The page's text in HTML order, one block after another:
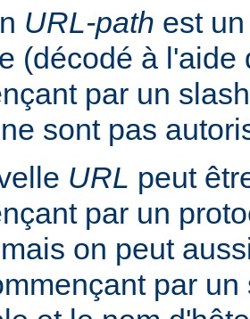
URL-path est
(décodé à l'aide
par un
sont pas
URL peut
par un
on peut
par